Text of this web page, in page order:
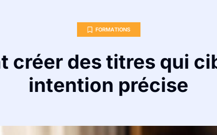
FORMATIONS
créer des titres qui
intention précise